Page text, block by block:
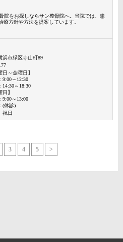
院をお探しならサン整骨院へ。当院では、患
方針や方法を提案しています。
浜市緑区寺山町89
日～金曜日】
9:00～12:30
14:30～18:30
日】
9:00～13:00
(休診)
祝日
3 4 5 >